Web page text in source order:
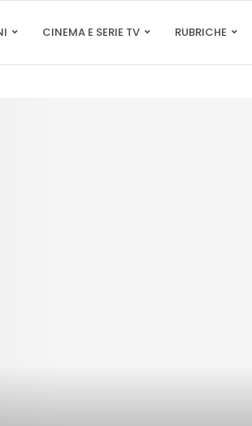
CINEMA E SERIE TV RUBRICHE